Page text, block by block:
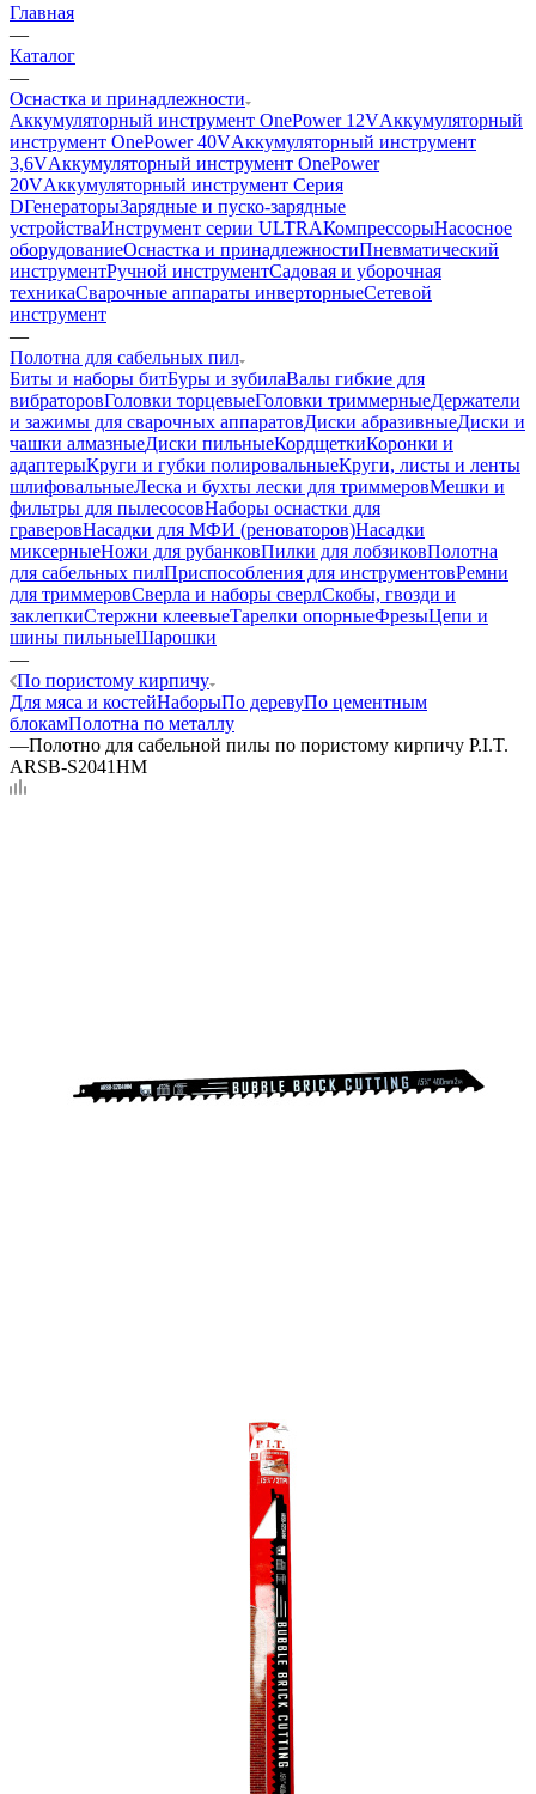
Главная
—
Каталог
—
Оснастка и принадлежности
Аккумуляторный инструмент OnePower 12VАккумуляторный
инструмент OnePower 40VАккумуляторный инструмент
3,6VАккумуляторный инструмент OnePower
20VАккумуляторный инструмент Серия
DГенераторыЗарядные и пуско-зарядные
устройстваИнструмент серии ULTRAКомпрессорыНасосное
оборудованиеОснастка и принадлежностиПневматический
инструментРучной инструментСадовая и уборочная
техникаСварочные аппараты инверторныеСетевой
инструмент
—
Полотна для сабельных пил
Биты и наборы битБуры и зубилаВалы гибкие для
вибраторовГоловки торцевыеГоловки триммерныеДержатели
и зажимы для сварочных аппаратовДиски абразивныеДиски и
чашки алмазныеДиски пильныеКордщеткиКоронки и
адаптерыКруги и губки полировальныеКруги, листы и ленты
шлифовальныеЛеска и бухты лески для триммеровМешки и
фильтры для пылесосовНаборы оснастки для
граверовНасадки для МФИ (реноваторов)Насадки
миксерныеНожи для рубанковПилки для лобзиковПолотна
для сабельных пилПриспособления для инструментовРемни
для триммеровСверла и наборы сверлСкобы, гвозди и
заклепкиСтержни клеевыеТарелки опорныеФрезыЦепи и
шины пильныеШарошки
—
По пористому кирпичу
Для мяса и костейНаборыПо деревуПо цементным
блокамПолотна по металлу
—Полотно для сабельной пилы по пористому кирпичу P.I.T.
ARSB-S2041HM